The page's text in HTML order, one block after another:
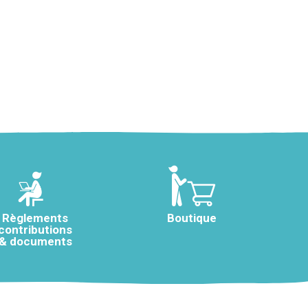
Règlements
documents
Boutique